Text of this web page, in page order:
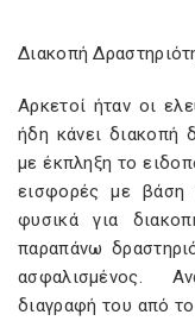
Διακοπή
Αρκετοί ήταν οι
ήδη κάνει διακοπή
με έκπληξη το
εισφορές με βάση
φυσικά για
παραπάνω
ασφαλισμένος.
διαγραφή του από